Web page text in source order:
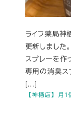
【神栖店】月1
ライフ薬局神
更新しました
スプレーを作
専用の消臭
[…]